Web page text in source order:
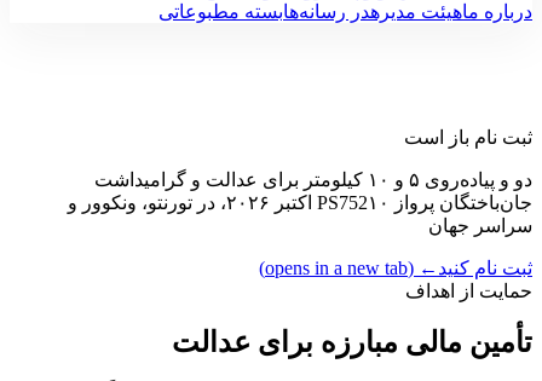
درباره ماهیئت‌ مدیرهدر رسانه‌هابسته مطبوعاتی
ثبت نام باز است
دو و پیاده‌روی ۵ و ۱۰ کیلومتر برای عدالت و گرامیداشت
جان‌باختگان پرواز PS752
۱۰ اکتبر ۲۰۲۶، در تورنتو، ونکوور و
سراسر جهان
ثبت نام کنید ←
(opens in a new tab)
حمایت از اهداف
تأمین مالی مبارزه برای عدالت